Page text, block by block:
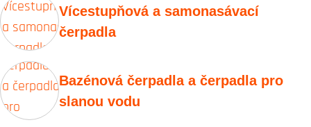
Vícestupňová a samonasávací
čerpadla
Bazénová čerpadla a čerpadla pro
slanou vodu